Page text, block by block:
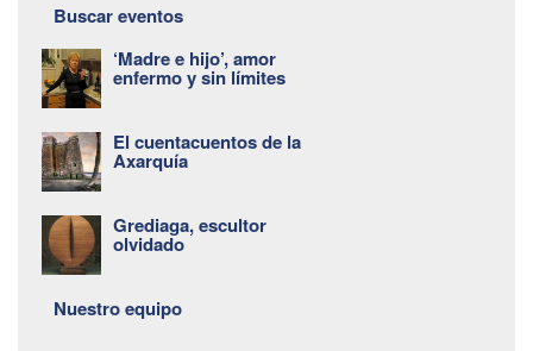
Buscar eventos
‘Madre e hijo’, amor
enfermo y sin límites
El cuentacuentos de la
Axarquía
Grediaga, escultor
olvidado
Nuestro equipo